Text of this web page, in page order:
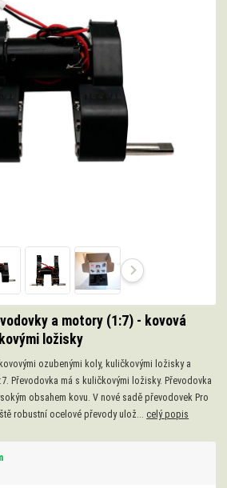
a motory (1:7) - kovová
ložisky
ozubenými koly, kuličkovými ložisky a
Převodovka má s kuličkovými ložisky. Převodovka
obsahem kovu. V nové sadě převodovek Pro
robustní ocelové převody ulož... celý popis